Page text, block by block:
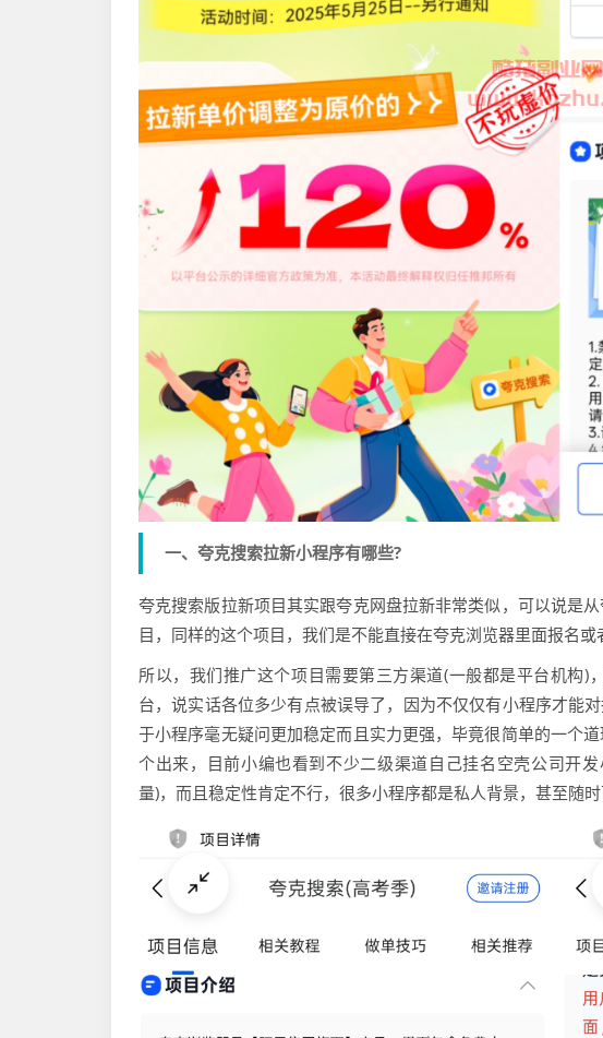
一、夸克搜索拉新小程序有哪些?
夸克搜索版拉新项目其实跟夸克网盘拉新非常类似，可以说是
目，同样的这个项目，我们是不能直接在夸克浏览器里面报名
所以，我们推广这个项目需要第三方渠道(一般都是平台机构
台，说实话各位多少有点被误导了，因为不仅仅有小程序才能
于小程序毫无疑问更加稳定而且实力更强，毕竟很简单的一个
个出来，目前小编也看到不少二级渠道自己挂名空壳公司开
量)，而且稳定性肯定不行，很多小程序都是私人背景，甚至随时